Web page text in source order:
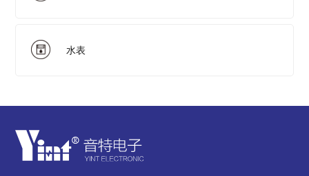
水表